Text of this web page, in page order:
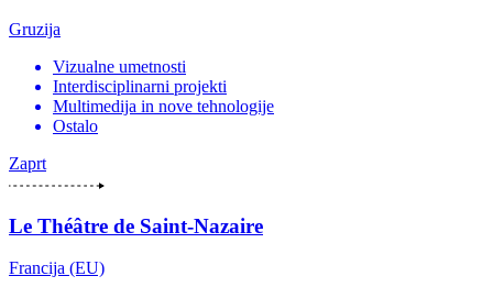
Gruzija
Vizualne umetnosti
Interdisciplinarni projekti
Multimedija in nove tehnologije
Ostalo
Zaprt
Le Théâtre de Saint-Nazaire
Francija (EU)